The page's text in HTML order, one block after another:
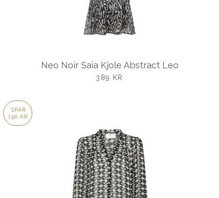
Neo Noir Saia Kjole Abstract Leo
UDSALGSPRIS
389 KR
SPAR
150 KR